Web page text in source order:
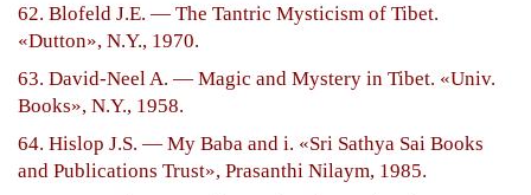
62. Blofeld J.E. — The Tantric Mysticism of Tibet.
«Dutton», N.Y., 1970.
63. David-Neel A. — Magic and Mystery in Tibet. «Univ.
Books», N.Y., 1958.
64. Hislop J.S. — My Baba and i. «Sri Sathya Sai Books
and Publications Trust», Prasanthi Nilaym, 1985.